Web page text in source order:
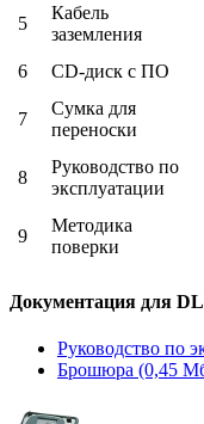
5
Кабель
заземления
6 CD-диск с ПО
7
Сумка для
переноски
8
Руководство по
эксплуатации
9
Методика
поверки
Документация для
Руководство по
Брошюра (0,45